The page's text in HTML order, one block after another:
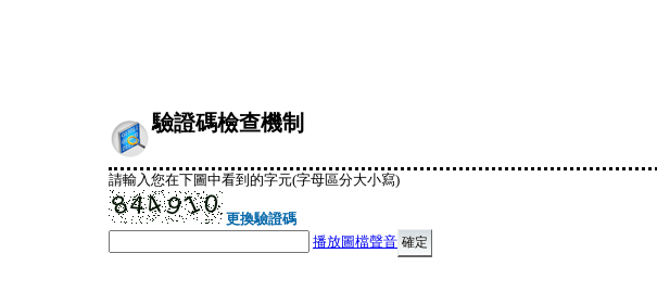
驗證碼檢查機制
請輸入您在下圖中看到的字元(字母區分大小寫)
更換驗證碼
播放圖檔聲音